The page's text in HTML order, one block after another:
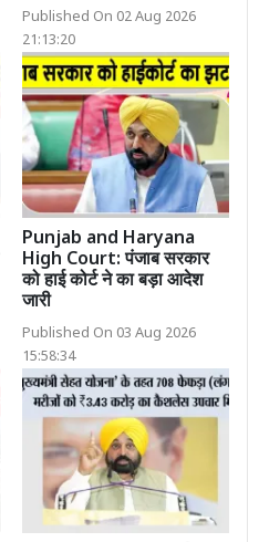
Published On 02 Aug 2026
21:13:20
Punjab and Haryana
High Court: पंजाब सरकार
को हाई कोर्ट ने का बड़ा आदेश
जारी
Published On 03 Aug 2026
15:58:34